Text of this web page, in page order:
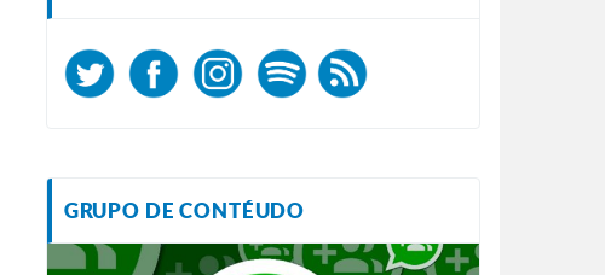
GRUPO DE CONTÉUDO